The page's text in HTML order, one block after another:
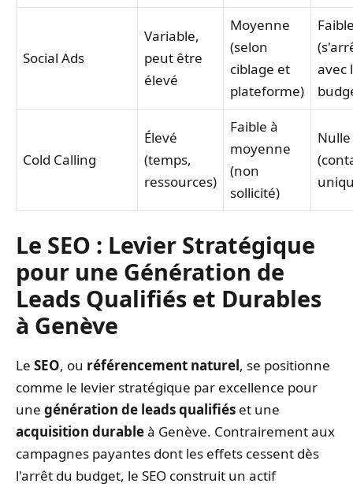
Social Ads
Variable,
peut être
élevé
Moyenne
(selon
ciblage et
plateforme)
avec
Cold Calling
Élevé
(temps,
ressources)
Faible à
moyenne
(non
sollicité)
Nulle
Le SEO : Levier Stratégique
pour une Génération de
Leads Qualifiés et Durables
à Genève
Le SEO, ou référencement naturel, se positionne
comme le levier stratégique par excellence pour
une génération de leads qualifiés et une
acquisition durableà Genève. Contrairement aux
campagnes payantes dont les effets cessent dès
l'arrêt du budget, le SEO construit un actif